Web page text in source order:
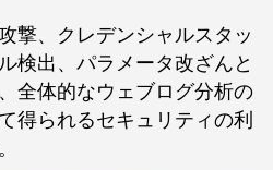
撃、クレデンシャルスタッ
検出、パラメータ改ざんと
全体的なウェブログ分析の
得られるセキュリティの利